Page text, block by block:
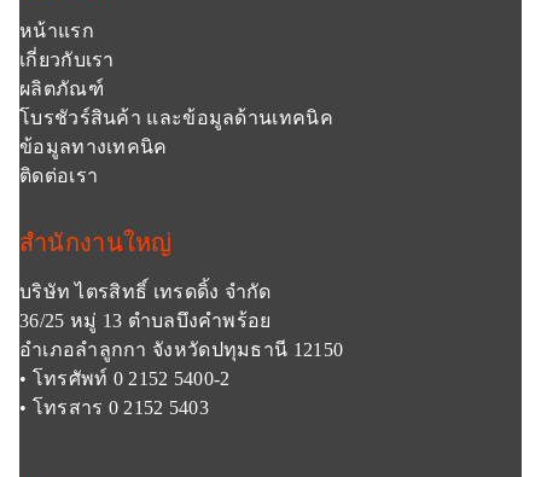
หน้าแรก
เกี่ยวกับเรา
ผลิตภัณฑ์
โบรชัวร์สินค้า และข้อมูลด้านเทคนิค
ข้อมูลทางเทคนิค
ติดต่อเรา
สำนักงานใหญ่
บริษัท ไตรสิทธิ์ เทรดดิ้ง จำกัด
36/25 หมู่ 13 ตำบลบึงคำพร้อย
อำเภอลำลูกกา จังหวัดปทุมธานี 12150
• โทรศัพท์ 0 2152 5400-2
• โทรสาร 0 2152 5403